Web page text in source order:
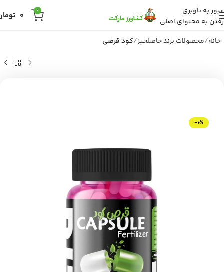
عبور به ناوبری
رفتن به محتوای اصلی
0
0
خانه محصولات برند حاصلخیز کود قرصی
-6%